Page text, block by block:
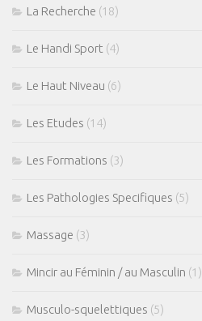
La Recherche (18)
Le Handi Sport (4)
Le Haut Niveau (6)
Les Etudes (14)
Les Formations (3)
Les Pathologies Specifiques (5)
Massage (3)
Mincir au Féminin / au Masculin (1)
Musculo-squelettiques (5)